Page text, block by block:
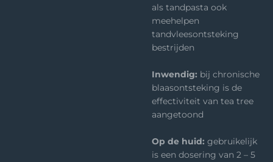
als tandpasta ook
meehelpen
tandvleesontsteking
bestrijden
Inwendig: bij chronische
blaasontsteking is de
effectiviteit van tea tree
aangetoond
Op de huid: gebruikelijk
is een dosering van 2 – 5